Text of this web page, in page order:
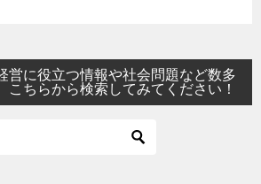
営に役立つ情報や社会問題など数多
こちらから検索してみてください！